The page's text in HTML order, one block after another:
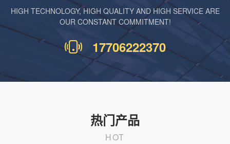
HIGH TECHNOLOGY, HIGH QUALITY AND HIGH SERVICE ARE
OUR CONSTANT COMMITMENT!
17706222370
热门产品
HOT